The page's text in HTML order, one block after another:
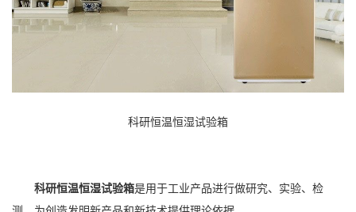
科研恒温恒湿试验箱
科研恒温恒湿试验箱是用于工业产品进行做研究、实验、检